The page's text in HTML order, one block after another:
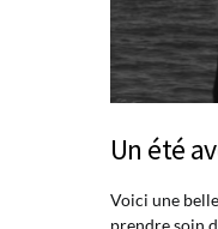
Un été
Voici une